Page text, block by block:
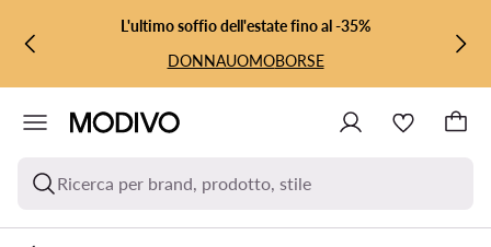
VAI AL CONTENUTO PRINCIPALE
VAI ALLA RICERCAL'ultimo soffio dell'estate fino al -35%
DONNAUOMOBORSE
Ricerca per brand, prodotto, stile